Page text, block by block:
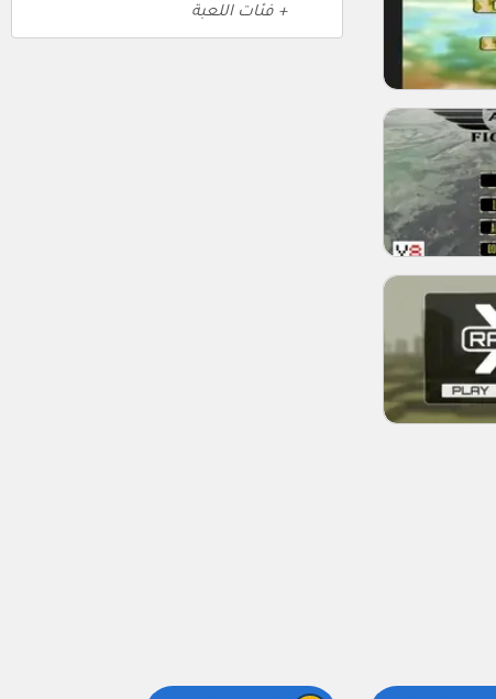
+ فئات اللعبة